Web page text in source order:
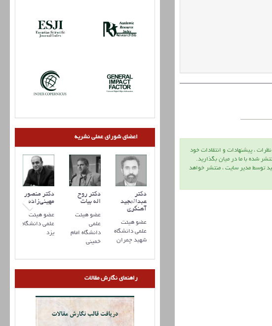
نظرات ، پيشنهادات و انتقادات خود
شده با ما در ميان بگذاريد.
توسط مدير سايت ، منتشر خواهد
اعضای شورای عملی نشریه
دکتر منصور
مهینی‌زاده
عضو هیئت
علمی دانشگاه
یزد
دکتر روح
اله بیات
عضو هیئت
علمی
دانشگاه امام
خمینی
دکتر
عبدالمجید
آهنگری
عضو هیئت
علمی دانشگاه
شهید چمران
دکتر مهدی
ذوالفقاری
راهنمای نگارش مقالات